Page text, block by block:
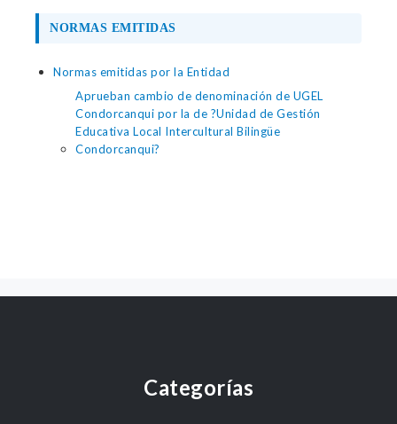
NORMAS EMITIDAS
Normas emitidas por la Entidad
Aprueban cambio de denominación de UGEL
Condorcanqui por la de ?Unidad de Gestión
Educativa Local Intercultural Bilingüe
Condorcanqui?
Categorías